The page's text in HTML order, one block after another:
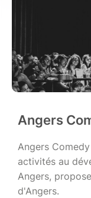
Angers
Angers
activités au
Angers,
d'Angers.